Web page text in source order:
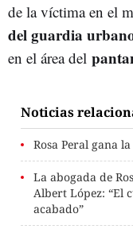
de la víctima en el
del guardia
en el área del
Noticias
Rosa Peral gana
La abogada de
Albert López: “El
acabado”